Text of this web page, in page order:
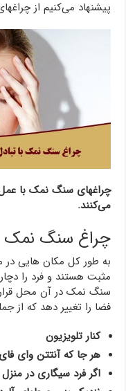
پیشنهاد می‌کنیم از
چراغهای سنگ نمک با
می‌کنند.
چراغ سنگ نمک
به طور کل مکان هایی در
مثبت هستند و فرد را
سنگ نمک در آن محل قرار
فضا را تغییر دهد که از
کنار تلویزیون
هر جا که آنتتن وای
اگر فرد سیگاری در